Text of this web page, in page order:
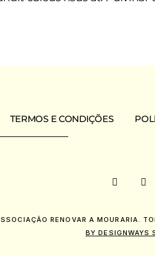
TERMOS E CONDIÇÕES
RENOVAR A MOURARIA.
BY DESIGNWAYS